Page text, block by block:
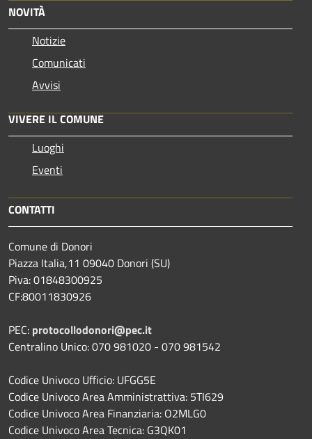
NOVITÀ
Notizie
Comunicati
Avvisi
VIVERE IL COMUNE
Luoghi
Eventi
CONTATTI
Comune di Donori
Piazza Italia,11 09040 Donori (SU)
Piva: 01848300925
CF:80011830926
PEC: protocollodonori@pec.it
Centralino Unico: 070 981020 - 070 981542
Codice Univoco Ufficio: UFGG5E
Codice Univoco Area Amministrattiva: 5TI629
Codice Univoco Area Finanziaria: O2MLG0
Codice Univoco Area Tecnica: G3QK01